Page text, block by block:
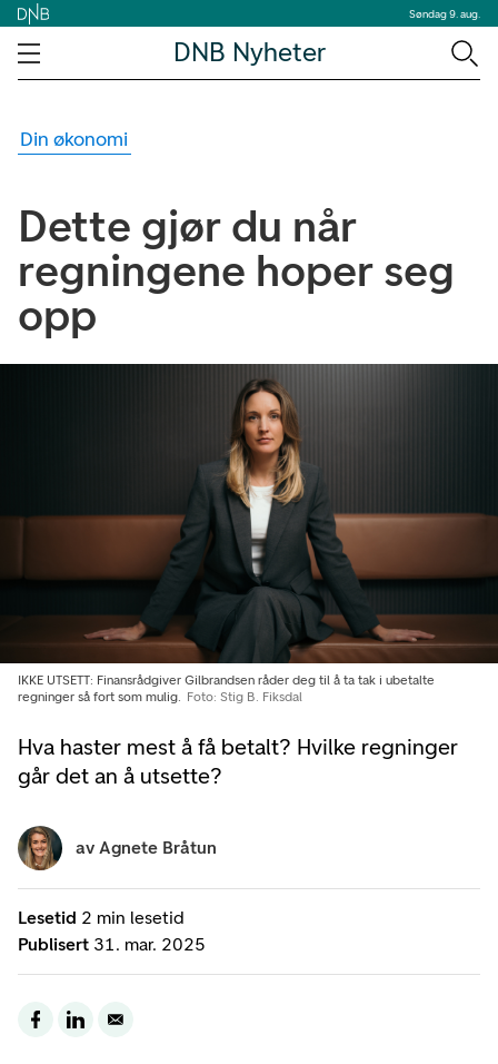
Søndag 9. aug.
DNB Nyheter
Din økonomi
Dette gjør du når
regningene hoper seg
opp
Hva haster mest å få betalt? Hvilke regninger
går det an å utsette?
IKKE UTSETT: Finansrådgiver Gilbrandsen råder deg til å ta tak i ubetalte
regninger så fort som mulig.
Foto: Stig B. Fiksdal
Lesetid 2 min lesetid
Publisert 31. mar. 2025
av Agnete Bråtun